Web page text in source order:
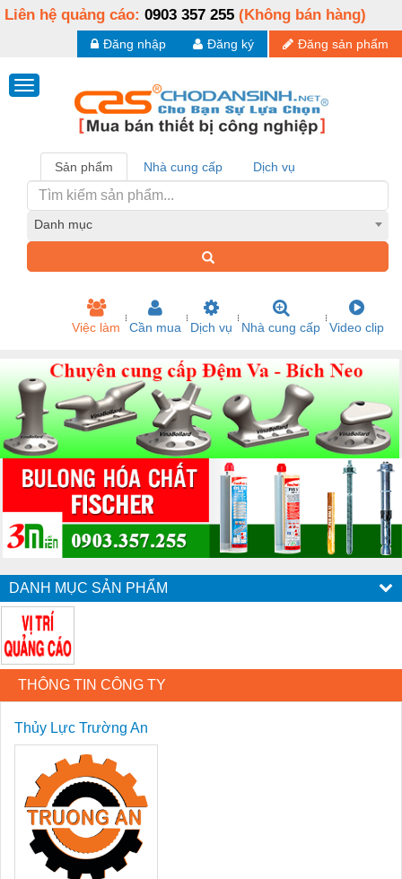
Liên hệ quảng cáo: 0903 357 255 (Không bán hàng)
Đăng sản phẩm
Đăng ký
Đăng nhập
Sản phẩm Nhà cung cấp Dịch vụ
Danh mục
Việc làm Cần mua Dịch vụ Nhà cung cấp Video clip
DANH MỤC SẢN PHẨM
THÔNG TIN CÔNG TY
Thủy Lực Trường An